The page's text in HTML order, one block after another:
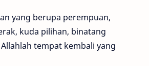
yang berupa perempuan,
kuda pilihan, binatang
tempat kembali yang